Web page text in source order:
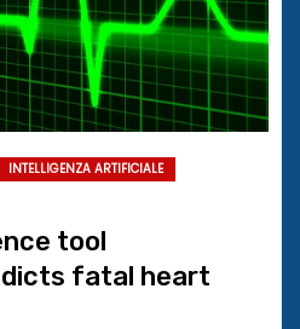
INTELLIGENZA ARTIFICIALE
tool
fatal heart